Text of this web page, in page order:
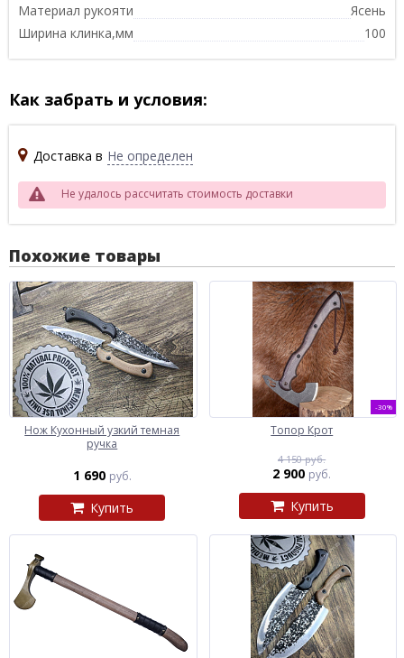
Материал рукояти
Ясень
Ширина клинка,мм
100
Как забрать и условия:
Доставка в Не определен
Не удалось рассчитать стоимость доставки
Похожие товары
Нож Кухонный узкий темная
ручка
1 690 руб.
Купить
-30%
Топор Крот
4 150 руб.
2 900 руб.
Купить